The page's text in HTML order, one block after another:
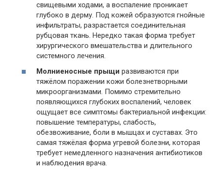
свищевыми ходами, а воспаление проникает
глубоко в дерму. Под кожей образуются гнойные
инфильтраты, разрастается соединительная
рубцовая ткань. Нередко такая форма требует
хирургического вмешательства и длительного
системного лечения.
Молниеносные прыщи развиваются при
тяжёлом поражении кожи болезнетворными
микроорганизмами. Помимо стремительно
появляющихся глубоких воспалений, человек
ощущает все симптомы бактериальной инфекции:
повышение температуры, слабость,
обезвоживание, боли в мышцах и суставах. Это
самая тяжёлая форма угревой болезни, которая
требует немедленного назначения антибиотиков
и наблюдения врача.